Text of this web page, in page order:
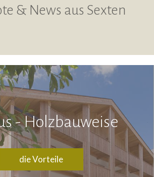
& News aus Sexten
- Holzbauweise
die Vorteile